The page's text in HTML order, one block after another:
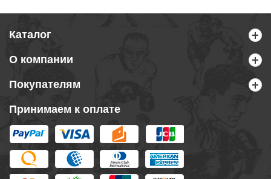
Каталог
О компании
Покупателям
Принимаем к оплате